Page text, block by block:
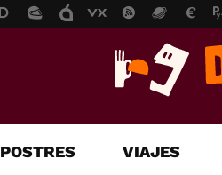
POSTRES VIAJES